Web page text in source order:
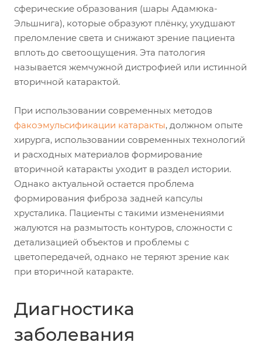
сферические образования (шары Адамюка-
Эльшнига), которые образуют плёнку, ухудшают
преломление света и снижают зрение пациента
вплоть до светоощущения. Эта патология
называется жемчужной дистрофией или истинной
вторичной катарактой.
При использовании современных методов
факоэмульсификации катаракты, должном опыте
хирурга, использовании современных технологий
и расходных материалов формирование
вторичной катаракты уходит в раздел истории.
Однако актуальной остается проблема
формирования фиброза задней капсулы
хрусталика. Пациенты с такими изменениями
жалуются на размытость контуров, сложности с
детализацией объектов и проблемы с
цветопередачей, однако не теряют зрение как
при вторичной катаракте.
Диагностика
заболевания